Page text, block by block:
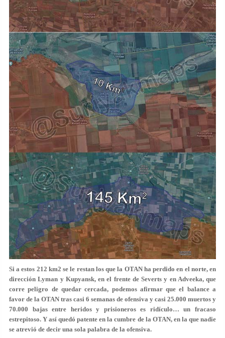
Si a estos 212 km2 se le restan los que la OTAN ha perdido en el norte, en
dirección Lyman y Kupyansk, en el frente de Severts y en Adveeka, que
corre peligro de quedar cercada, podemos afirmar que el balance a
favor de la OTAN tras casi 6 semanas de ofensiva y casi 25.000 muertos y
70.000 bajas entre heridos y prisioneros es ridículo… un fracaso
estrepitoso. Y así quedó patente en la cumbre de la OTAN, en la que nadie
se atrevió de decir una sola palabra de la ofensiva.